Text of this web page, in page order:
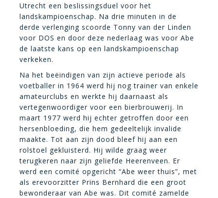
Utrecht een beslissingsduel voor het
landskampioenschap. Na drie minuten in de
derde verlenging scoorde Tonny van der Linden
voor DOS en door deze nederlaag was voor Abe
de laatste kans op een landskampioenschap
verkeken.
Na het beëindigen van zijn actieve periode als
voetballer in 1964 werd hij nog trainer van enkele
amateurclubs en werkte hij daarnaast als
vertegenwoordiger voor een bierbrouwerij. In
maart 1977 werd hij echter getroffen door een
hersenbloeding, die hem gedeeltelijk invalide
maakte. Tot aan zijn dood bleef hij aan een
rolstoel gekluisterd. Hij wilde graag weer
terugkeren naar zijn geliefde Heerenveen. Er
werd een comité opgericht “Abe weer thuis”, met
als erevoorzitter Prins Bernhard die een groot
bewonderaar van Abe was. Dit comité zamelde